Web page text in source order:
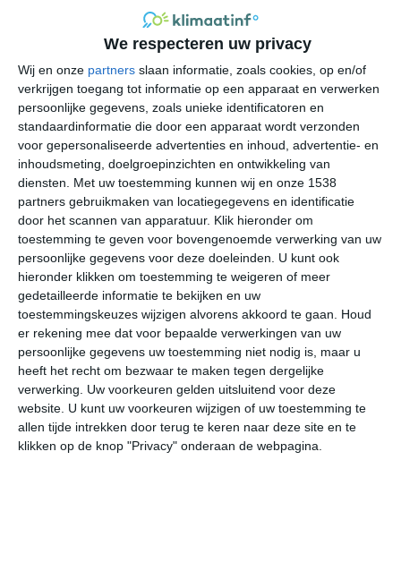
We respecteren uw privacy
Wij en onze partners slaan informatie, zoals cookies, op en/of
verkrijgen toegang tot informatie op een apparaat en verwerken
persoonlijke gegevens, zoals unieke identificatoren en
standaardinformatie die door een apparaat wordt verzonden
voor gepersonaliseerde advertenties en inhoud, advertentie- en
inhoudsmeting, doelgroepinzichten en ontwikkeling van
diensten.
Met uw toestemming kunnen wij en onze 1538
partners gebruikmaken van locatiegegevens en identificatie
door het scannen van apparatuur. Klik hieronder om
toestemming te geven voor bovengenoemde verwerking van uw
persoonlijke gegevens voor deze doeleinden. U kunt ook
hieronder klikken om toestemming te weigeren of meer
gedetailleerde informatie te bekijken en uw
toestemmingskeuzes wijzigen alvorens akkoord te gaan.
Houd
er rekening mee dat voor bepaalde verwerkingen van uw
persoonlijke gegevens uw toestemming niet nodig is, maar u
heeft het recht om bezwaar te maken tegen dergelijke
verwerking. Uw voorkeuren gelden uitsluitend voor deze
website. U kunt uw voorkeuren wijzigen of uw toestemming te
allen tijde intrekken door terug te keren naar deze site en te
klikken op de knop "Privacy" onderaan de webpagina.
23°C
do
31° 18°
vr
35° 19°
za
38° 20°
zo
38° 23° 39°
18°C 20°C 25°C 28°C 30°C
06:00 09:00 12:00 15:00 18:00
06:00 09:00 12:00 15:00 18:00